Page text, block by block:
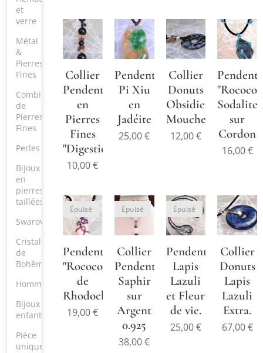
et
verre
Métal
&
Pierres
Fines
Combinaison
de
Pierres
Fines
Perles
Bijoux
en
pierres
taillées
Swarovski
Cristal
de
Bohême
Hommes
Bijoux
enfants
Pièce
unique
Collier
Pendentif
en
Pierres
Fines
"Digestion"
10,00€
Pendentif
Pi Xiu
en
Jadéite
25,00€
Collier
Donuts
Obsidienne
Mouchetée
12,00€
"Rococo"
Sodalite
sur
Cordon
16,00€
Pendentif
"Rococo"
de
Rhodochrosite
Épuisé
19,00€
Collier
Pendentif
Saphir
sur
Argent
0.925
Épuisé
38,00€
Pendentif
Lapis
Lazuli
et Fleur
de vie.
Épuisé
25,00€
Collier
Donuts
Lapis
Lazuli
Extra.
67,00€